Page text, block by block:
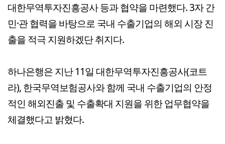
대한무역투자진흥공사 등과 협약을 마련했다. 3자 간
민·관 협력을 바탕으로 국내 수출기업의 해외 시장 진
출을 적극 지원하겠단 취지다.
하나은행은 지난 11일 대한무역투자진흥공사(코트
라), 한국무역보험공사와 함께 국내 수출기업의 안정
적인 해외진출 및 수출확대 지원을 위한 업무협약을
체결했다고 밝혔다.